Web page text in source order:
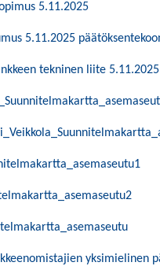
5.11.2025
5.11.2025
tekninen liite
yksimielinen